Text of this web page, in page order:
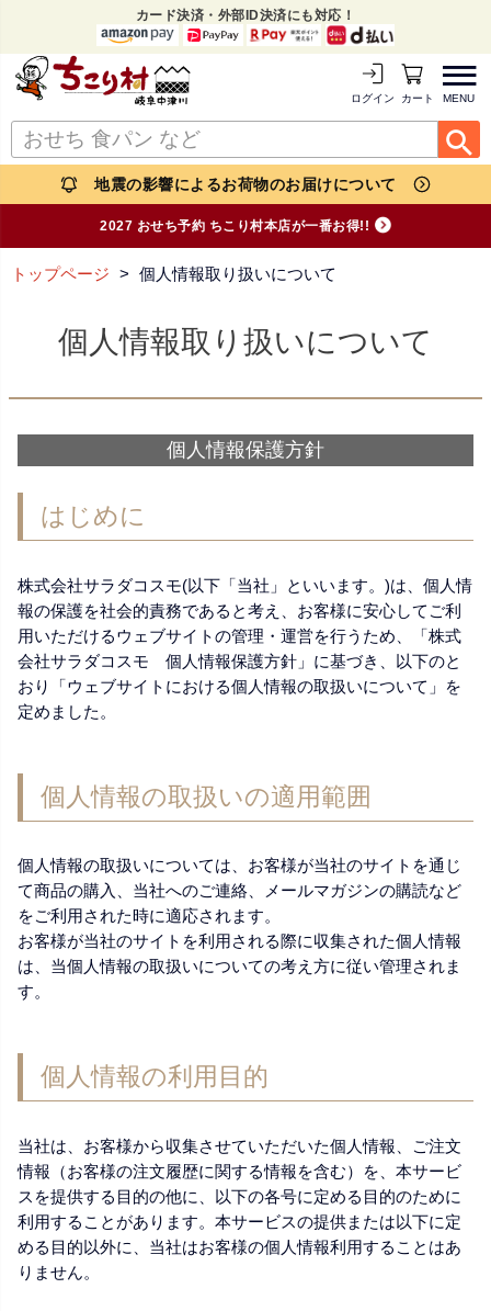
カード決済・外部ID決済にも対応！
MENU
ログイン カートを見る
地震の影響によるお荷物のお届けについて
2027 おせち予約 ちこり村本店が一番お得!!
トップページ 個人情報取り扱いについて
個人情報取り扱いについて
個人情報保護方針
はじめに
株式会社サラダコスモ(以下「当社」といいます。)は、個人情
報の保護を社会的責務であると考え、お客様に安心してご利
用いただけるウェブサイトの管理・運営を行うため、「株式
会社サラダコスモ 個人情報保護方針」に基づき、以下のと
おり「ウェブサイトにおける個人情報の取扱いについて」を
定めました。
個人情報の取扱いの適用範囲
個人情報の取扱いについては、お客様が当社のサイトを通じ
て商品の購入、当社へのご連絡、メールマガジンの購読など
をご利用された時に適応されます。
お客様が当社のサイトを利用される際に収集された個人情報
は、当個人情報の取扱いについての考え方に従い管理されま
す。
個人情報の利用目的
当社は、お客様から収集させていただいた個人情報、ご注文
情報（お客様の注文履歴に関する情報を含む）を、本サービ
スを提供する目的の他に、以下の各号に定める目的のために
利用することがあります。本サービスの提供または以下に定
める目的以外に、当社はお客様の個人情報利用することはあ
りません。